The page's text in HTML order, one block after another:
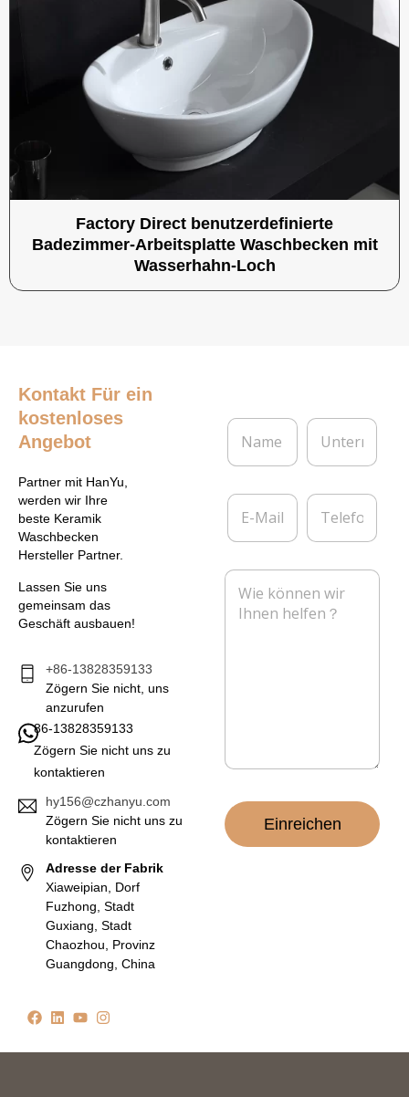
Factory Direct benutzerdefinierte
Badezimmer-Arbeitsplatte Waschbecken mit
Wasserhahn-Loch
Kontakt Für ein
kostenloses
Angebot
Partner mit HanYu,
werden wir Ihre
beste Keramik
Waschbecken
Hersteller Partner.
Lassen Sie uns
gemeinsam das
Geschäft ausbauen!
+86-13828359133
Zögern Sie nicht, uns
anzurufen
86-13828359133
Zögern Sie nicht uns zu
kontaktieren
hy156@czhanyu.com
Zögern Sie nicht uns zu
kontaktieren
Adresse der Fabrik
Xiaweipian, Dorf
Fuzhong, Stadt
Guxiang, Stadt
Chaozhou, Provinz
Guangdong, China
N
m
*
U
t
r
h
n
E
M
i
T
l
f
o
n
N
Einreichen